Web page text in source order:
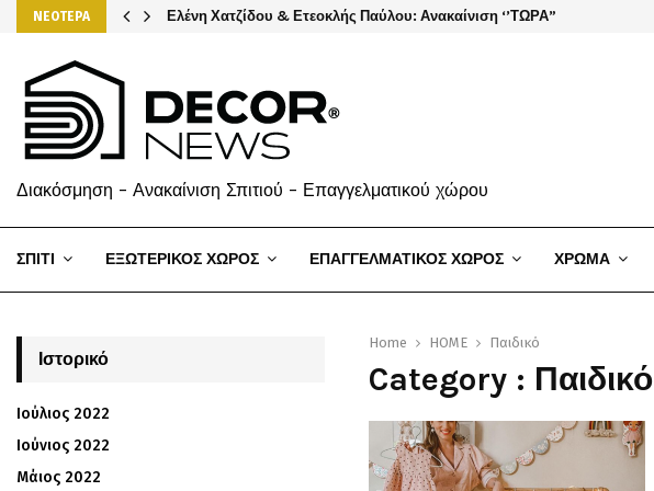
ΝΕΟΤΕΡΑ Ελένη Χατζίδου & Ετεοκλής Παύλου: Ανακαίνιση ‘’ΤΩΡΑ”
Διακόσμηση - Ανακαίνιση Σπιτιού - Επαγγελματικού χώρου
ΣΠΙΤΙ ΕΞΩΤΕΡΙΚΟΣ ΧΩΡΟΣ ΕΠΑΓΓΕΛΜΑΤΙΚΟΣ ΧΩΡΟΣ ΧΡΩΜΑ
Home HOME Παιδικό
Category : Παιδικό
Ιστορικό
Ιούλιος 2022
Ιούνιος 2022
Μάιος 2022